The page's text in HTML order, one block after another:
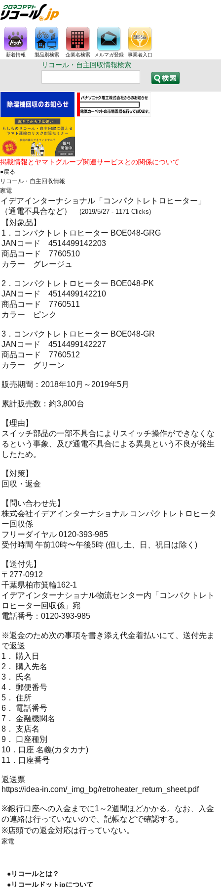
新着情報 製品別検索 企業名検索 メルマガ登録 事業者入口
リコール・自主回収情報検索
掲載情報とヤマトグループ関連サービスとの関係について
●戻る
リコール・自主回収情報
家電
イデアインターナショナル「コンパクトレトロヒーター」
（通電不具合など）
(2019/5/27 - 1171 Clicks)
【対象品】
1．コンパクトレトロヒーター BOE048-GRG
JANコード 4514499142203
商品コード 7760510
カラー グレージュ
2．コンパクトレトロヒーター BOE048-PK
JANコード 4514499142210
商品コード 7760511
カラー ピンク
3．コンパクトレトロヒーター BOE048-GR
JANコード 4514499142227
商品コード 7760512
カラー グリーン
販売期間：2018年10月～2019年5月
累計販売数：約3,800台
【理由】
スイッチ部品の一部不具合によりスイッチ操作ができなくな
るという事象、及び通電不具合による異臭という不良が発生
したため。
【対策】
回収・返金
【問い合わせ先】
株式会社イデアインターナショナル コンパクトレトロヒータ
ー回収係
フリーダイヤル 0120-393-985
受付時間 午前10時〜午後5時 (但し土、日、祝日は除く)
【送付先】
〒277-0912
千葉県柏市箕輪162‐1
イデアインターナショナル物流センター内「コンパクトレト
ロヒーター回収係」宛
電話番号：0120-393-985
※返金のため次の事項を書き添え代金着払いにて、送付先ま
で返送
1． 購入日
2． 購入先名
3． 氏名
4． 郵便番号
5． 住所
6． 電話番号
7． 金融機関名
8． 支店名
9． 口座種別
10．口座 名義(カタカナ)
11．口座番号
返送票
https://idea-in.com/_img_bg/retroheater_return_sheet.pdf
※銀行口座への入金までに1～2週間ほどかかる。なお、入金
の連絡は行っていないので、記帳などで確認する。
※店頭での返金対応は行っていない。
家電
●リコールとは？
●リコールドットjpについて